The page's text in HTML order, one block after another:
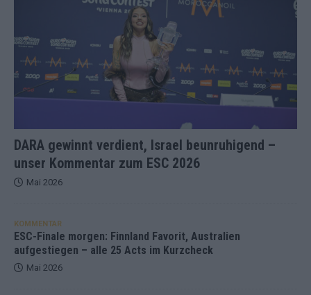
DARA gewinnt verdient, Israel beunruhigend –
unser Kommentar zum ESC 2026
Mai 2026
KOMMENTAR
ESC-Finale morgen: Finnland Favorit, Australien
aufgestiegen – alle 25 Acts im Kurzcheck
Mai 2026